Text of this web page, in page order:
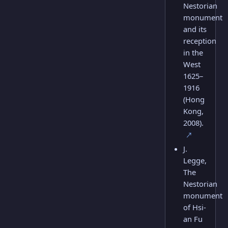
Nestorian
monument
and its
reception
in the
West
1625–
1916
(Hong
Kong,
2008).
↗
J.
Legge,
The
Nestorian
monument
of Hsi-
an Fu